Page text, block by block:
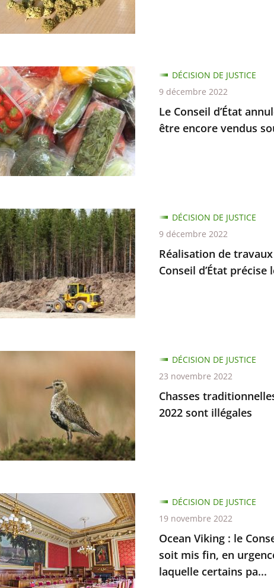
Le Conseil d’État
être encore vendus
DÉCISION DE JUSTICE
9 décembre 2022
Réalisation de
Conseil d’État précise
DÉCISION DE JUSTICE
9 décembre 2022
Chasses
2022 sont illégales
DÉCISION DE JUSTICE
23 novembre 2022
Ocean Viking : le
soit mis fin, en
laquelle certains pa...
DÉCISION DE JUSTICE
19 novembre 2022